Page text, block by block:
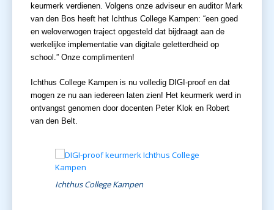
keurmerk verdienen. Volgens onze adviseur en auditor Mark
van den Bos heeft het Ichthus College Kampen: “een goed
en weloverwogen traject opgesteld dat bijdraagt aan de
werkelijke implementatie van digitale geletterdheid op
school.” Onze complimenten!
Ichthus College Kampen is nu volledig DIGI-proof en dat
mogen ze nu aan iedereen laten zien! Het keurmerk werd in
ontvangst genomen door docenten Peter Klok en Robert
van den Belt.
Ichthus College Kampen